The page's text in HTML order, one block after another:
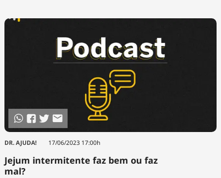
DR. AJUDA! 17/06/2023 17:00h
Jejum intermitente faz bem ou faz
mal?